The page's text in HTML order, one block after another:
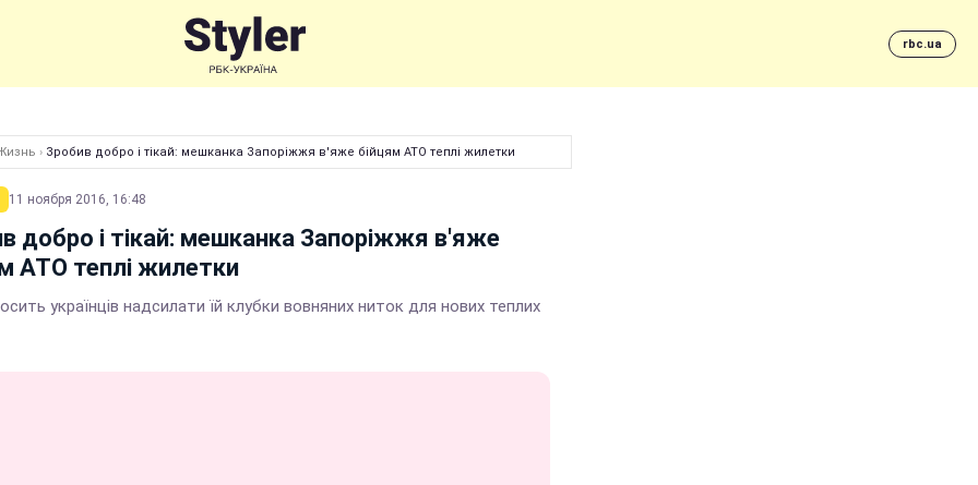
rbc.ua
› Зробив добро і тікай: мешканка Запоріжжя в'яже бійцям АТО теплі жилетки
11 ноября 2016, 16:48
добро і тікай: мешканка Запоріжжя в'яже
АТО теплі жилетки
українців надсилати їй клубки вовняних ниток для нових теплих